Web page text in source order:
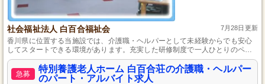
社会福祉法人 白百合福祉会 7月28日更新
香川県に位置する当施設では、介護職・ヘルパーとして未経験からでも安心
してスタートできる環境があります。充実した研修制度で一人ひとりのペー
スに合わせた学びが可能で、専門性を高めたい方にも最適です。職場は働き
やすさを重視し、スタッフ間のコミュニケーションも大切にしており、仲間
との絆を深めながら成長できる場所です。
急募
特別養護老人ホーム 白百合荘の介護職・ヘルパー
のパート・アルバイト求人